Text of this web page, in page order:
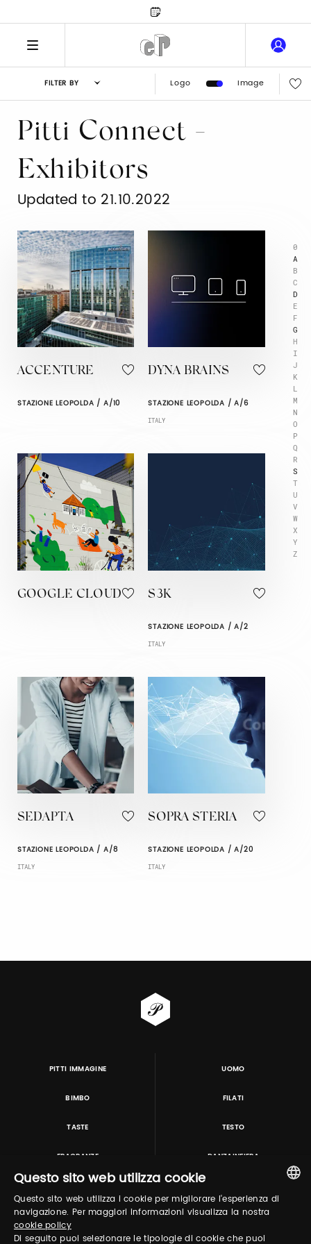
FILTER BY Logo Image
0
A
B
C
D
E
F
G
H
I
J
K
L
M
N
O
P
Q
R
S
T
U
V
W
X
Y
Z
Pitti Connect -
Exhibitors
Updated to 21.10.2022
ACCENTURE
STAZIONE LEOPOLDA / A/10
DYNA BRAINS
STAZIONE LEOPOLDA / A/6
ITALY
GOOGLE CLOUD S3K
STAZIONE LEOPOLDA / A/2
ITALY
SEDAPTA
STAZIONE LEOPOLDA / A/8
ITALY
SOPRA STERIA
STAZIONE LEOPOLDA / A/20
ITALY
PITTI IMMAGINE UOMO
BIMBO FILATI
TASTE TESTO
FRAGRANZE DANZAINFIERA
TUTORING & CONSULTING
ITALIAN
Questo sito web utilizza cookie
Questo sito web utilizza i cookie per migliorare l'esperienza di
navigazione. Per maggiori informazioni visualizza la nostra
cookie policy
Di seguito puoi selezionare le tipologie di cookie che puoi